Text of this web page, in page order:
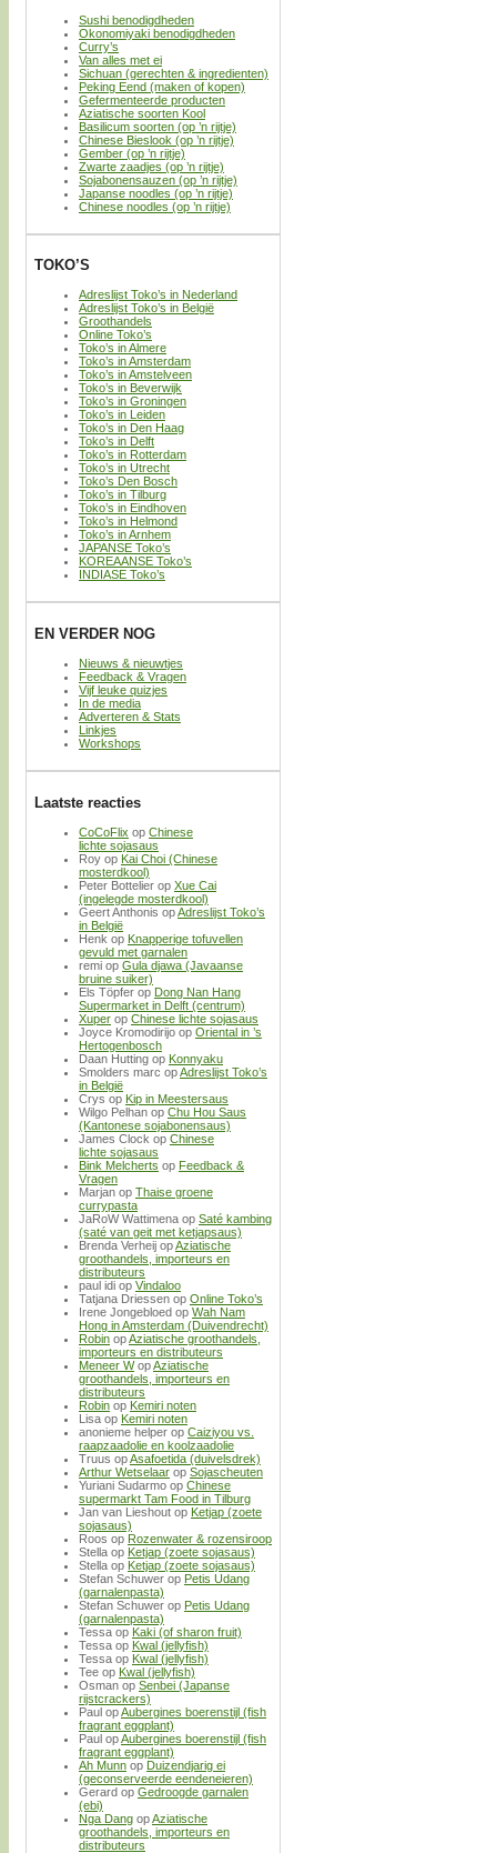
Sushi benodigdheden
Okonomiyaki benodigdheden
Curry’s
Van alles met ei
Sichuan (gerechten & ingredienten)
Peking Eend (maken of kopen)
Gefermenteerde producten
Aziatische soorten Kool
Basilicum soorten (op ’n rijtje)
Chinese Bieslook (op ’n rijtje)
Gember (op ’n rijtje)
Zwarte zaadjes (op ’n rijtje)
Sojabonensauzen (op ’n rijtje)
Japanse noodles (op ’n rijtje)
Chinese noodles (op ’n rijtje)
TOKO’S
Adreslijst Toko’s in Nederland
Adreslijst Toko’s in België
Groothandels
Online Toko’s
Toko’s in Almere
Toko’s in Amsterdam
Toko’s in Amstelveen
Toko’s in Beverwijk
Toko’s in Groningen
Toko’s in Leiden
Toko’s in Den Haag
Toko’s in Delft
Toko’s in Rotterdam
Toko’s in Utrecht
Toko’s Den Bosch
Toko’s in Tilburg
Toko’s in Eindhoven
Toko’s in Helmond
Toko’s in Arnhem
JAPANSE Toko’s
KOREAANSE Toko’s
INDIASE Toko’s
EN VERDER NOG
Nieuws & nieuwtjes
Feedback & Vragen
Vijf leuke quizjes
In de media
Adverteren & Stats
Linkjes
Workshops
Laatste reacties
CoCoFlix op Chinese
lichte sojasaus
Roy op Kai Choi (Chinese
mosterdkool)
Peter Bottelier op Xue Cai
(ingelegde mosterdkool)
Geert Anthonis opAdreslijst Toko’s
in België
Henk op Knapperige tofuvellen
gevuld met garnalen
remi op Gula djawa (Javaanse
bruine suiker)
Els Töpfer op Dong Nan Hang
Supermarket in Delft (centrum)
Xuper op Chinese lichte sojasaus
Joyce Kromodirijo op Oriental in ’s
Hertogenbosch
Daan Hutting op Konnyaku
Smolders marc opAdreslijst Toko’s
in België
Crys op Kip in Meestersaus
Wilgo Pelhan op Chu Hou Saus
(Kantonese sojabonensaus)
James Clock op Chinese
lichte sojasaus
Bink Melcherts op Feedback &
Vragen
Marjan op Thaise groene
currypasta
JaRoW Wattimena op Saté kambing
(saté van geit met ketjapsaus)
Brenda Verheij opAziatische
groothandels, importeurs en
distributeurs
paul idi op Vindaloo
Tatjana Driessen op Online Toko’s
Irene Jongebloed op Wah Nam
Hong in Amsterdam (Duivendrecht)
Robin opAziatische groothandels,
importeurs en distributeurs
Meneer WopAziatische
groothandels, importeurs en
distributeurs
Robin op Kemiri noten
Lisa op Kemiri noten
anonieme helper op Caiziyou vs.
raapzaadolie en koolzaadolie
Truus opAsafoetida (duivelsdrek)
Arthur Wetselaar op Sojascheuten
Yuriani Sudarmo op Chinese
supermarkt Tam Food in Tilburg
Jan van Lieshout op Ketjap (zoete
sojasaus)
Roos op Rozenwater & rozensiroop
Stella op Ketjap (zoete sojasaus)
Stella op Ketjap (zoete sojasaus)
Stefan Schuwer op Petis Udang
(garnalenpasta)
Stefan Schuwer op Petis Udang
(garnalenpasta)
Tessa op Kaki (of sharon fruit)
Tessa op Kwal (jellyfish)
Tessa op Kwal (jellyfish)
Tee op Kwal (jellyfish)
Osman op Senbei (Japanse
rijstcrackers)
Paul opAubergines boerenstijl (fish
fragrant eggplant)
Paul opAubergines boerenstijl (fish
fragrant eggplant)
Ah Munn op Duizendjarig ei
(geconserveerde eendeneieren)
Gerard op Gedroogde garnalen
(ebi)
Nga Dang opAziatische
groothandels, importeurs en
distributeurs